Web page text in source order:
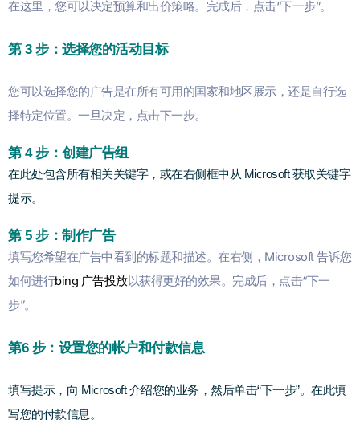
在这里，您可以决定预算和出价策略。完成后，点击“下一步”。
第 3 步：选择您的活动目标
您可以选择您的广告是在所有可用的国家和地区展示，还是自行选
择特定位置。一旦决定，点击下一步。
第 4 步：创建广告组
在此处包含所有相关关键字，或在右侧框中从 Microsoft 获取关键字
提示。
第 5 步：制作广告
填写您希望在广告中看到的标题和描述。在右侧，Microsoft 告诉您
如何进行bing 广告投放以获得更好的效果。完成后，点击“下一
步”。
第6 步：设置您的帐户和付款信息
填写提示，向 Microsoft 介绍您的业务，然后单击“下一步”。在此填
写您的付款信息。